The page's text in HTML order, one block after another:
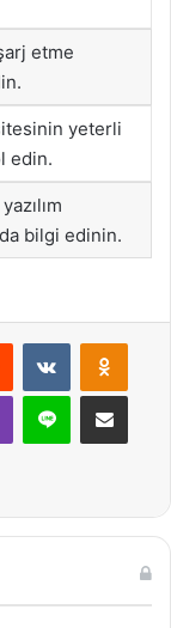
etme
yeterli
edin.
bilgi edinin.
Reddit VKontakte
Viber Line E-Posta ile